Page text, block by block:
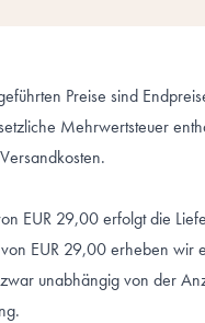
Preise sind
Mehrwertsteuer
EUR 29,00 erfolgt die
EUR 29,00 erheben wir
unabhängig von der